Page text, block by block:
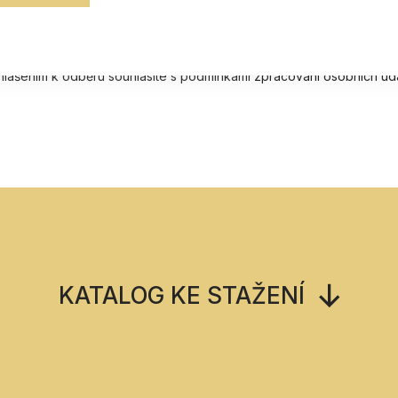
k odběru souhlasíte s podmínkami zpracování osobních
KATALOG KE STAŽENÍ